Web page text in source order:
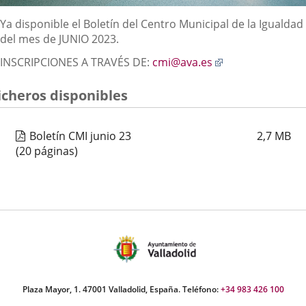
Descripción
Ya disponible el Boletín del Centro Municipal de la Igualdad
del mes de JUNIO 2023.
INSCRIPCIONES A TRAVÉS DE: cmi@ava.es
aplicación
disponibles
Boletín CMI junio 23 2,7 MB
(20 páginas)
Plaza Mayor, 1. 47001 Valladolid, España. Teléfono:+34 983 426 100